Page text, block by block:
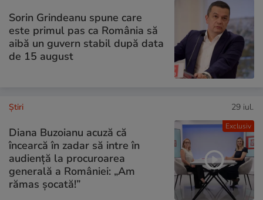
Sorin Grindeanu spune care
este primul pas ca România să
aibă un guvern stabil după data
de 15 august
Exclusiv
Ştiri 29 iul.
Diana Buzoianu acuză că
încearcă în zadar să intre în
audiență la procuroarea
generală a României: „Am
rămas șocată!”